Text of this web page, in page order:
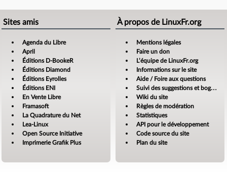
Sites amis
Agenda du Libre
April
Éditions D-BookeR
Éditions Diamond
Éditions Eyrolles
Éditions ENI
En Vente Libre
Framasoft
La Quadrature du Net
Lea-Linux
Open Source Initiative
Imprimerie Grafik Plus
À propos de LinuxFr.org
Mentions légales
Faire un don
L’équipe de LinuxFr.org
Informations sur le site
Aide / Foire aux questions
Suivi des suggestions et bogues
Wiki du site
Règles de modération
Statistiques
API pour le développement
Code source du site
Plan du site